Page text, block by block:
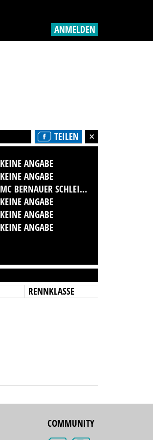
ANMELDEN
TEILEN
KEINE ANGABE
KEINE ANGABE
MC BERNAUER SCHLEIFE IM ADMV E.V.
KEINE ANGABE
KEINE ANGABE
KEINE ANGABE
RENNKLASSE
COMMUNITY